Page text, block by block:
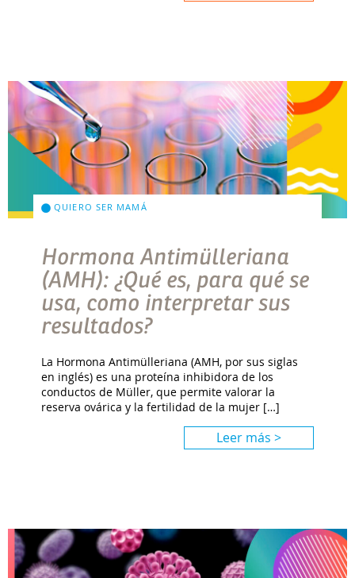
QUIERO SER MAMÁ
Hormona Antimülleriana
(AMH): ¿Qué es, para qué se
usa, como interpretar sus
resultados?
La Hormona Antimülleriana (AMH, por sus siglas
en inglés) es una proteína inhibidora de los
conductos de Müller, que permite valorar la
reserva ovárica y la fertilidad de la mujer […]
Leer más >